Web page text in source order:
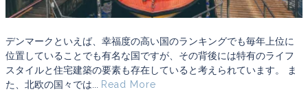
デンマークといえば、幸福度の高い国のランキングでも毎年上位に
位置していることでも有名な国ですが、その背後には特有のライフ
スタイルと住宅建築の要素も存在していると考えられています。 ま
た、北欧の国々では... Read More